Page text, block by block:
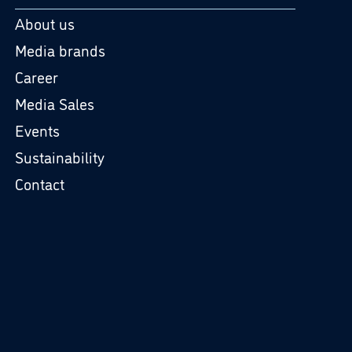
About us
Media brands
Career
Media Sales
Events
Sustainability
Contact